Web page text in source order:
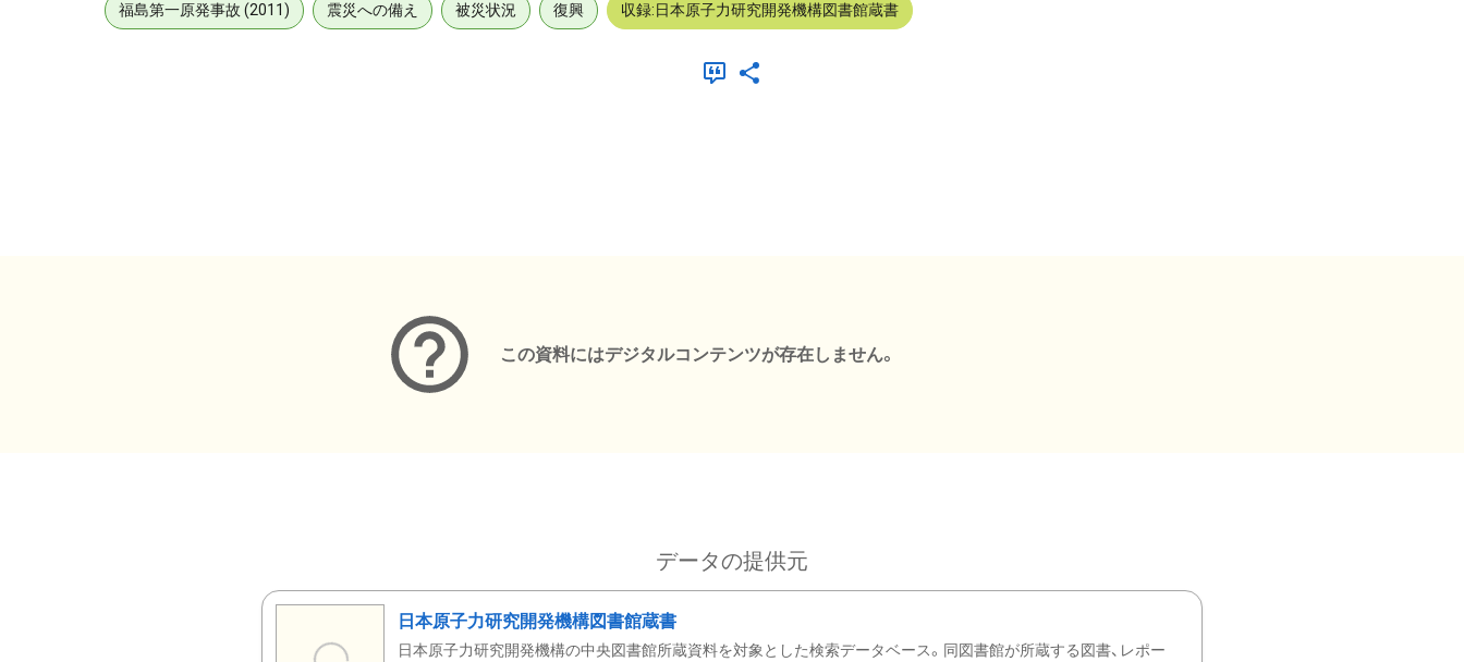
福島第一原発事故 (2011) 震災への備え 被災状況 復興 収録:日本原子力研究開発機構図書館蔵書
この資料にはデジタルコンテンツが存在しません。
データの提供元
日本原子力研究開発機構図書館蔵書
日本原子力研究開発機構の中央図書館所蔵資料を対象とした検索データベース。同図書館が所蔵する図書、レポー